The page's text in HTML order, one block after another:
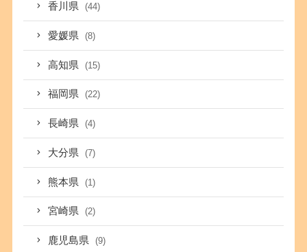
香川県 (44)
愛媛県 (8)
高知県 (15)
福岡県 (22)
長崎県 (4)
大分県 (7)
熊本県 (1)
宮崎県 (2)
鹿児島県 (9)